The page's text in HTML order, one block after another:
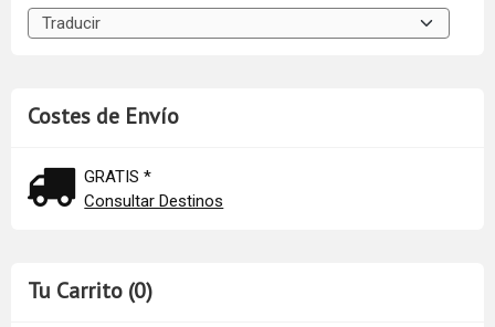
Costes de Envío
GRATIS *
Consultar Destinos
Tu Carrito (0)